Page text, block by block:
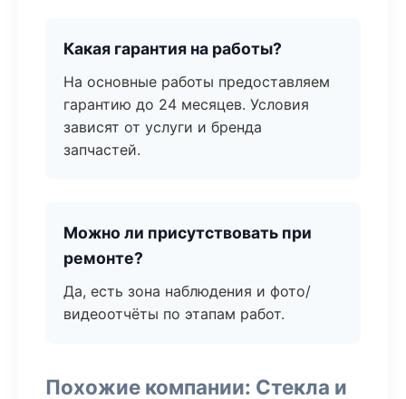
Какая гарантия на работы?
На основные работы предоставляем
гарантию до 24 месяцев. Условия
зависят от услуги и бренда
запчастей.
Можно ли присутствовать при
ремонте?
Да, есть зона наблюдения и фото/
видеоотчёты по этапам работ.
Похожие компании: Стекла и